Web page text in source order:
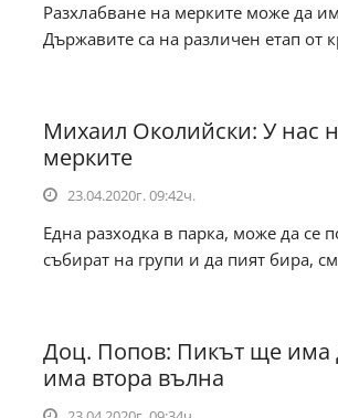
Разхлабване на мерките може да
Държавите са на различен етап от
Михаил Околийски: У нас
мерките
23.04.2020г. 09:42ч.
Една разходка в парка, може да се
събират на групи и да пият бира,
Доц. Попов: Пикът ще има
има втора вълна